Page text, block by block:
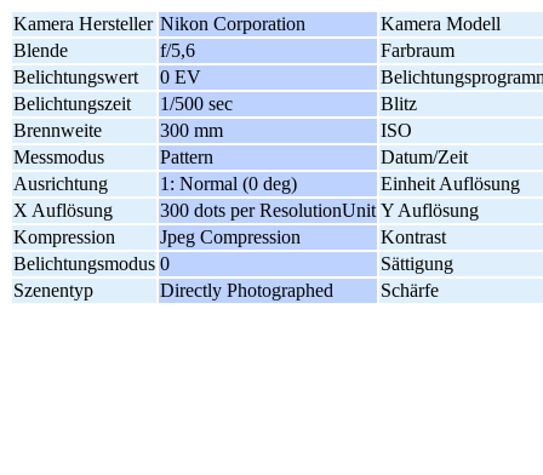
Kamera Hersteller Nikon Corporation
Kamera Modell
Blende
f/5,6
Farbraum
Belichtungswert
0 EV
Belichtungszeit
1/500 sec
Blitz
Brennweite
300 mm
ISO
Messmodus
Pattern
Datum/Zeit
Ausrichtung
1: Normal (0 deg)
Einheit Auflösung
X Auflösung
300 dots per ResolutionUnit Y Auflösung
Kompression
Jpeg Compression
Kontrast
Belichtungsmodus 0
Sättigung
Szenentyp
Directly Photographed Schärfe